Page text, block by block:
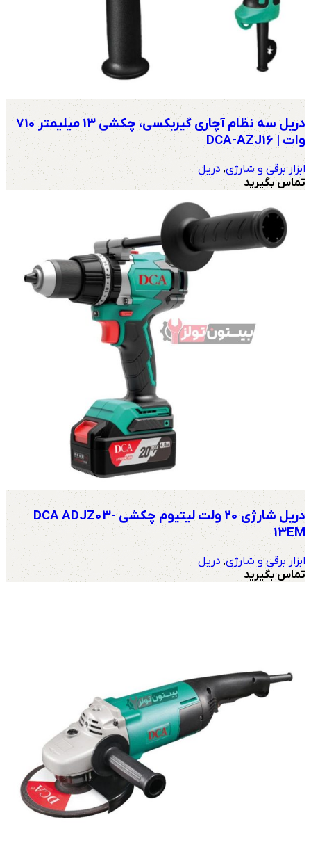
دریل سه نظام آچاری گیربکسی، چکشی 13 میلیمتر 710
وات | DCA-AZJ16
ابزار برقی و شارژی,دریل
تماس بگیرید
دریل شارژی 20 ولت لیتیوم چکشی DCA ADJZ03-
13EM
ابزار برقی و شارژی,دریل
تماس بگیرید